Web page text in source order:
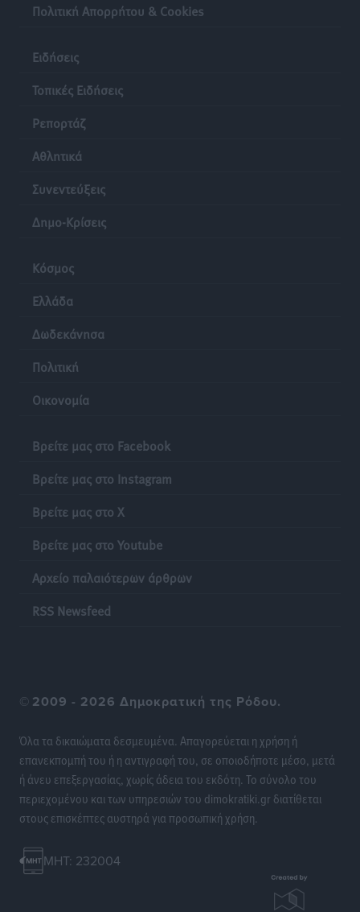
Πολιτική Απορρήτου & Cookies
Ειδήσεις
Τοπικές Ειδήσεις
Ρεπορτάζ
Αθλητικά
Συνεντεύξεις
Δημο-Κρίσεις
Κόσμος
Ελλάδα
Δωδεκάνησα
Πολιτική
Οικονομία
Βρείτε μας στο Facebook
Βρείτε μας στο Instagram
Βρείτε μας στο X
Βρείτε μας στο Youtube
Αρχείο παλαιότερων άρθρων
RSS Newsfeed
© 2009 - 2026 Δημοκρατική της Ρόδου.
Όλα τα δικαιώματα δεσμευμένα. Απαγορεύεται η χρήση ή
επανεκπομπή του ή η αντιγραφή του, σε οποιοδήποτε μέσο, μετά
ή άνευ επεξεργασίας, χωρίς άδεια του εκδότη. Το σύνολο του
περιεχομένου και των υπηρεσιών του dimokratiki.gr διατίθεται
στους επισκέπτες αυστηρά για προσωπική χρήση.
MHT: 232004